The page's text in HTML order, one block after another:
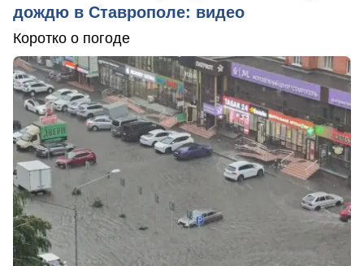
дождю в Ставрополе: видео
Коротко о погоде